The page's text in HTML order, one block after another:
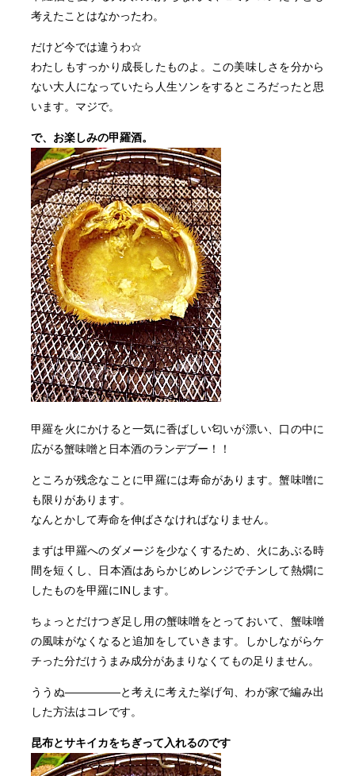
考えたことはなかったわ。
だけど今では違うわ☆
わたしもすっかり成長したものよ。この美味しさを分から
ない大人になっていたら人生ソンをするところだったと思
います。マジで。
で、お楽しみの甲羅酒。
甲羅を火にかけると一気に香ばしい匂いが漂い、口の中に
広がる蟹味噌と日本酒のランデブー！！
ところが残念なことに甲羅には寿命があります。蟹味噌に
も限りがあります。
なんとかして寿命を伸ばさなければなりません。
まずは甲羅へのダメージを少なくするため、火にあぶる時
間を短くし、日本酒はあらかじめレンジでチンして熱燗に
したものを甲羅にINします。
ちょっとだけつぎ足し用の蟹味噌をとっておいて、蟹味噌
の風味がなくなると追加をしていきます。しかしながらケ
チった分だけうまみ成分があまりなくてもの足りません。
ううぬ―――――と考えに考えた挙げ句、わが家で編み出
した方法はコレです。
昆布とサキイカをちぎって入れるのです